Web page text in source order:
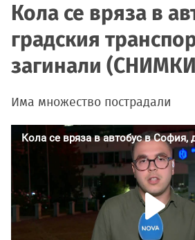
Кола се вряза в
градския
загинали
Има множество пострадали